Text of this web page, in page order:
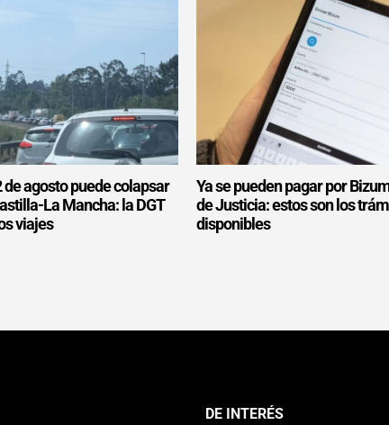
de agosto puede colapsar
La Mancha: la DGT
viajes
Ya se pueden pagar por
de Justicia: estos son los
disponibles
DE INTERÉS